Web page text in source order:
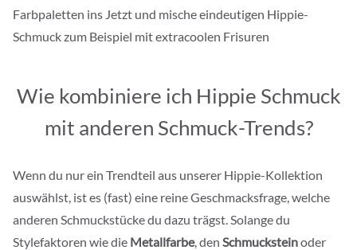
Farbpaletten ins Jetzt und mische eindeutigen Hippie-
Schmuck zum Beispiel mit extracoolen Frisuren
Wie kombiniere ich Hippie Schmuck
mit anderen Schmuck-Trends?
Wenn du nur ein Trendteil aus unserer Hippie-Kollektion
auswählst, ist es (fast) eine reine Geschmacksfrage, welche
anderen Schmuckstücke du dazu trägst. Solange du
Stylefaktoren wie die Metallfarbe, den Schmucksteinoder